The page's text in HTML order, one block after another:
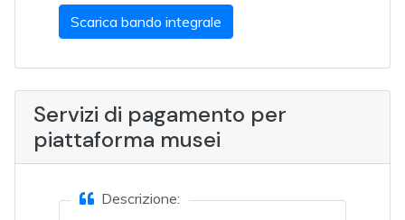
Scarica bando integrale
Servizi di pagamento per
piattaforma musei
Descrizione: